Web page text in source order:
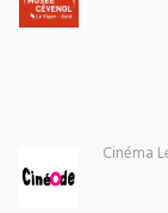
Cinéma